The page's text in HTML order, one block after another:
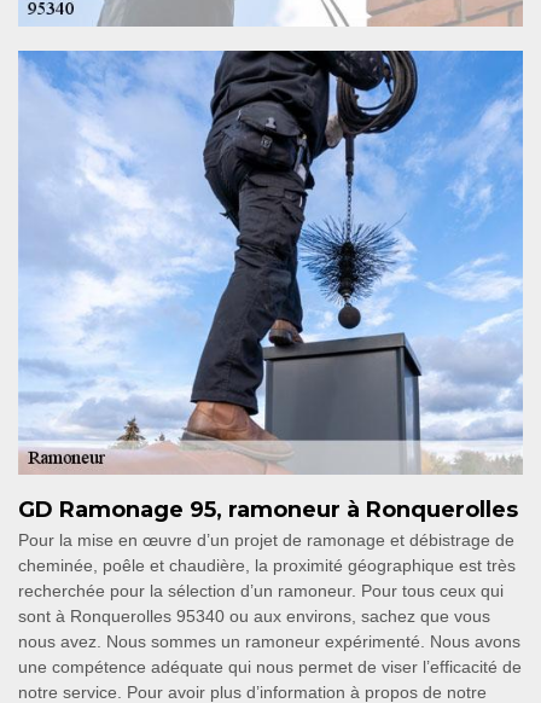
GD Ramonage 95, ramoneur à Ronquerolles
Pour la mise en œuvre d’un projet de ramonage et débistrage de
cheminée, poêle et chaudière, la proximité géographique est très
recherchée pour la sélection d’un ramoneur. Pour tous ceux qui
sont à Ronquerolles 95340 ou aux environs, sachez que vous
nous avez. Nous sommes un ramoneur expérimenté. Nous avons
une compétence adéquate qui nous permet de viser l’efficacité de
notre service. Pour avoir plus d’information à propos de notre